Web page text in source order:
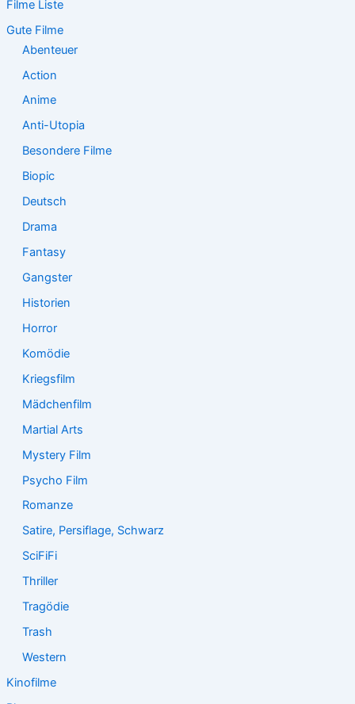
n
n
Filme Liste
Gute Filme
Abenteuer
Action
Anime
Anti-Utopia
Besondere Filme
Biopic
Deutsch
Drama
Fantasy
Gangster
Historien
Horror
Komödie
Kriegsfilm
Mädchenfilm
Martial Arts
Mystery Film
Psycho Film
Romanze
Satire, Persiflage, Schwarz
SciFiFi
Thriller
Tragödie
Trash
Western
Kinofilme